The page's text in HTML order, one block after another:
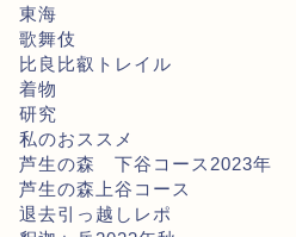
東海
歌舞伎
比良比叡トレイル
着物
研究
私のおススメ
芦生の森 下谷コース2023年
芦生の森上谷コース
退去引っ越しレポ